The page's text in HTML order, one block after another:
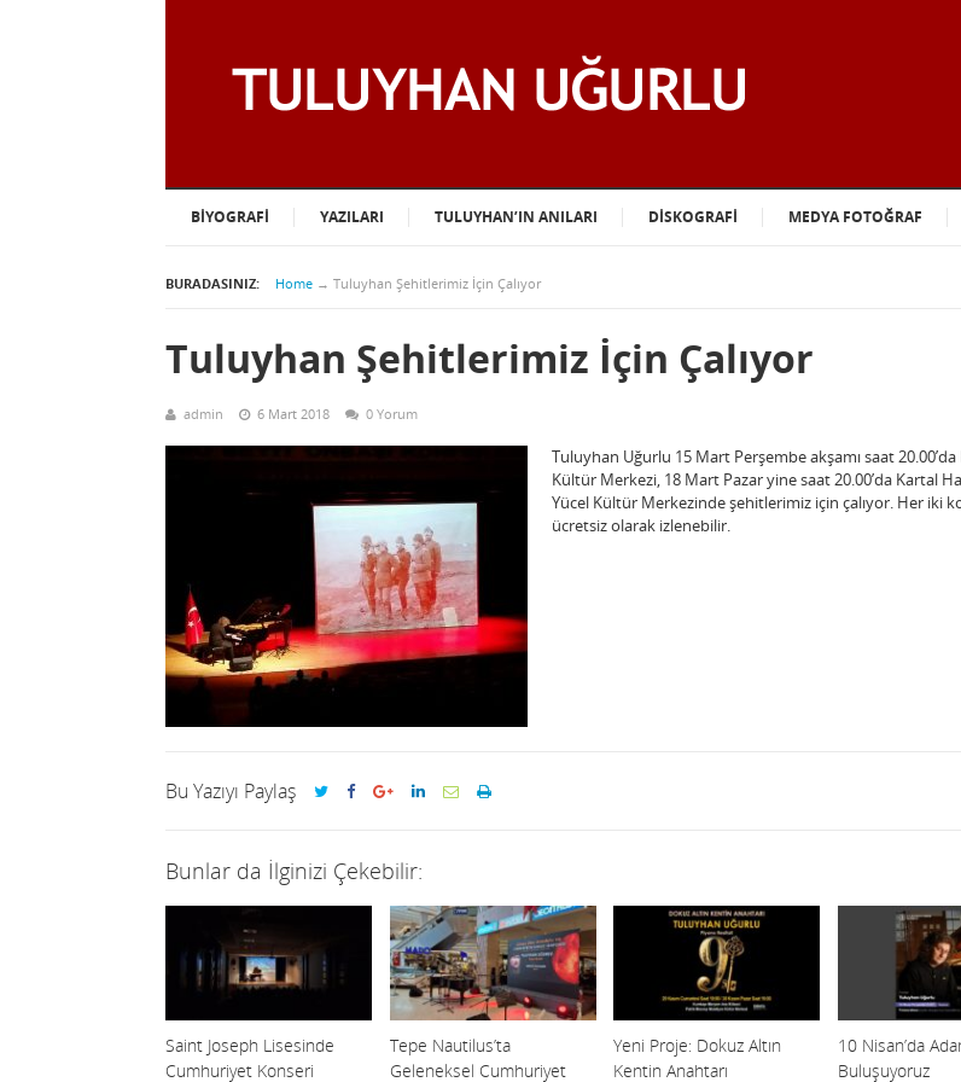
BIYOGRAFI YAZILARI TULUYHAN’IN ANILARI DİSKOGRAFİ MEDYA FOTOĞRAF
BURADASINIZ: Home → Tuluyhan Şehitlerimiz İçin Çalıyor
Tuluyhan Şehitlerimiz İçin Çalıyor
admin 6 Mart 2018 0 Yorum
Tuluyhan Uğurlu 15 Mart Perşembe akşamı saat 20.00’da
Kültür Merkezi, 18 Mart Pazar yine saat 20.00’da Kartal
Yücel Kültür Merkezinde şehitlerimiz için çalıyor. Her iki
ücretsiz olarak izlenebilir.
Bu Yazıyı Paylaş
Bunlar da İlginizi Çekebilir:
Saint Joseph Lisesinde
Cumhuriyet Konseri
Tepe Nautilus’ta
Geleneksel Cumhuriyet
Yeni Proje: Dokuz Altın
Kentin Anahtarı
10 Nisan’da
Buluşuyoruz